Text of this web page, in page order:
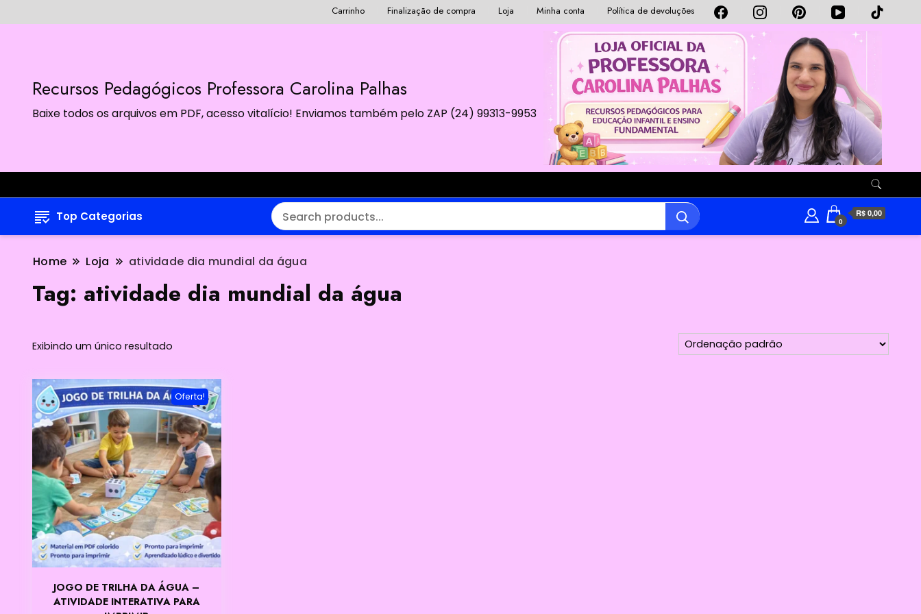
Carrinho Finalização de compra Loja Minha conta Política de devoluções
Recursos Pedagógicos Professora Carolina Palhas
Baixe todos os arquivos em PDF, acesso vitalício! Enviamos também pelo ZAP (24) 99313-9953
Top Categorias 0
R$ 0,00
Home Loja atividade dia mundial da água
Tag: atividade dia mundial da água
Exibindo um único resultado
Oferta!
JOGO DE TRILHA DA ÁGUA –
ATIVIDADE INTERATIVA PARA